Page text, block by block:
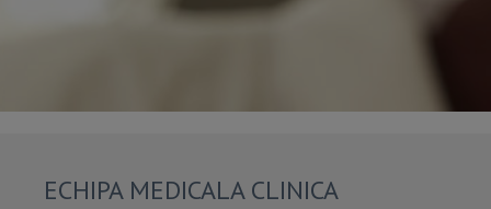
ECHIPA MEDICALA CLINICA